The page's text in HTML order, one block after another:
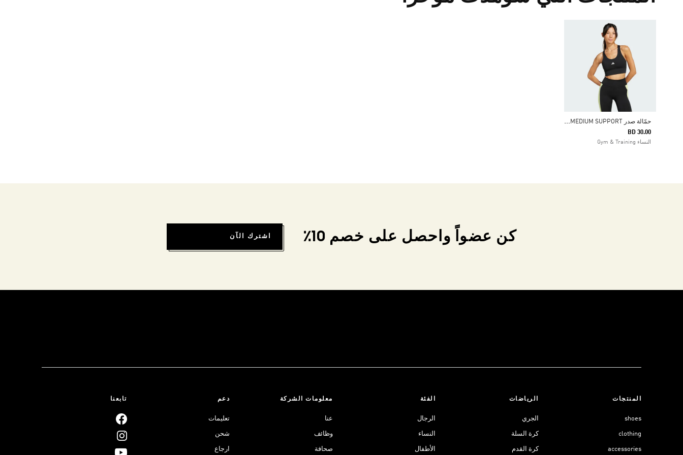
ح
مّالة صدر RUN POCKET MEDIUM SUPPORT
BD 30.00
النساء Gym & Training
كن عضواً واحصل على خصم 10٪ اشترك الآن
المنتجات
shoes
clothing
accessories
الرياضات
الجري
كرة السلة
كرة القدم
الفئة
الرجال
النساء
الأطفال
معلومات الشركة
عنا
وظائف
صحافة
دعم
تعليمات
شحن
ارجاع
تابعنا